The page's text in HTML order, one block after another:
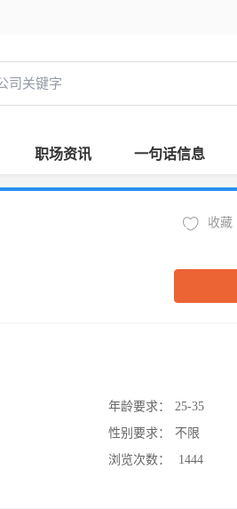
职场资讯 一句话信息
收藏
年龄要求：
25-35
性别要求：
不限
浏览次数：
1444